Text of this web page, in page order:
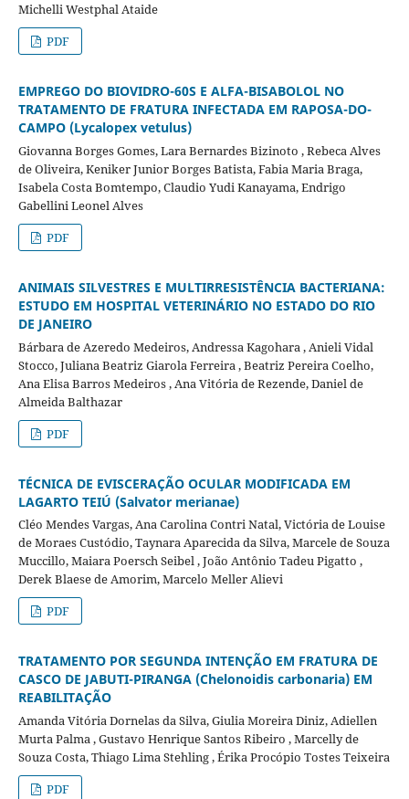
Michelli Westphal Ataide
PDF
EMPREGO DO BIOVIDRO-60S E ALFA-BISABOLOL NO
TRATAMENTO DE FRATURA INFECTADA EM RAPOSA-DO-
CAMPO (Lycalopex vetulus)
Giovanna Borges Gomes, Lara Bernardes Bizinoto , Rebeca Alves
de Oliveira, Keniker Junior Borges Batista, Fabia Maria Braga,
Isabela Costa Bomtempo, Claudio Yudi Kanayama, Endrigo
Gabellini Leonel Alves
PDF
ANIMAIS SILVESTRES E MULTIRRESISTÊNCIA BACTERIANA:
ESTUDO EM HOSPITAL VETERINÁRIO NO ESTADO DO RIO
DE JANEIRO
Bárbara de Azeredo Medeiros, Andressa Kagohara , Anieli Vidal
Stocco, Juliana Beatriz Giarola Ferreira , Beatriz Pereira Coelho,
Ana Elisa Barros Medeiros , Ana Vitória de Rezende, Daniel de
Almeida Balthazar
PDF
TÉCNICA DE EVISCERAÇÃO OCULAR MODIFICADA EM
LAGARTO TEIÚ (Salvator merianae)
Cléo Mendes Vargas, Ana Carolina Contri Natal, Victória de Louise
de Moraes Custódio, Taynara Aparecida da Silva, Marcele de Souza
Muccillo, Maiara Poersch Seibel , João Antônio Tadeu Pigatto ,
Derek Blaese de Amorim, Marcelo Meller Alievi
PDF
TRATAMENTO POR SEGUNDA INTENÇÃO EM FRATURA DE
CASCO DE JABUTI-PIRANGA (Chelonoidis carbonaria) EM
REABILITAÇÃO
Amanda Vitória Dornelas da Silva, Giulia Moreira Diniz, Adiellen
Murta Palma , Gustavo Henrique Santos Ribeiro , Marcelly de
Souza Costa, Thiago Lima Stehling , Érika Procópio Tostes Teixeira
PDF